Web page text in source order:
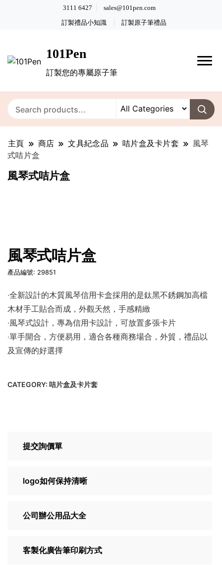
3111 6427 sales@101pen.com
訂製禮品小知識 訂製原子筆禮品
101Pen
訂製您的專屬原子筆
主頁 商店 文具紀念品 咭片盒及卡片套
風琴
式咭片盒
風琴式咭片盒
風琴式咭片盒
產品編號: 29851
‧全新設計的木質風琴信用卡盒採用的是鈦黑不銹鋼加高檔
木材手工貼合而成，外觀天然，手感精緻
‧風琴式設計，專為信用卡設計，可放置多張卡片
‧單手開合，方便易用，適合各種商務場合，外貿，禮品以
及宣傳的好選擇
CATEGORY: 咭片盒及卡片套
提交詢價單
logo如何保持清晰
公司辦公用品大全
客製化廣告筆印刷方式